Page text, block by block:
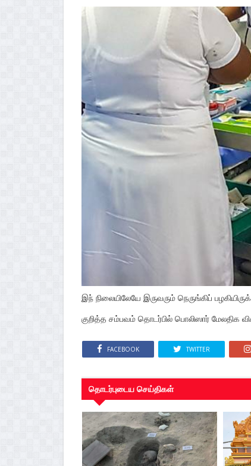
இந் நிலையிலேயே இருவரும் நெருங்கிப்
குறித்த சம்பவம் தொடர்பில் பொலிஸார்
FACEBOOK TWITTER
தொடர்புடைய செய்திகள்